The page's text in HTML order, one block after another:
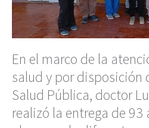
En el marco de la
salud y por disposición
Salud Pública, doctor
realizó la entrega de 93